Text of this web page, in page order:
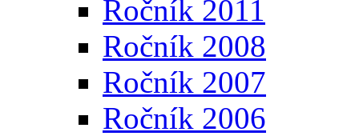
Ročník 2011
Ročník 2008
Ročník 2007
Ročník 2006